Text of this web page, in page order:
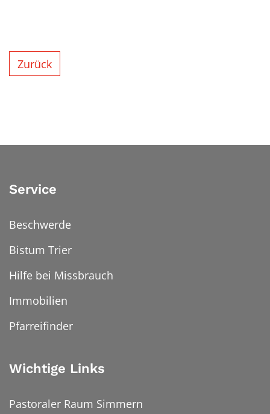
Zurück
Service
Beschwerde
Bistum Trier
Hilfe bei Missbrauch
Immobilien
Pfarreifinder
Wichtige Links
Pastoraler Raum Simmern